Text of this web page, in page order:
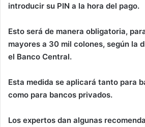
introducir su PIN a la hora del pago.
Esto será de manera obligatoria,
mayores a 30 mil colones, según la
el Banco Central.
Esta medida se aplicará tanto para
como para bancos privados.
Los expertos dan algunas